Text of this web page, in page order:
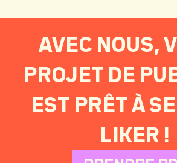
AVEC NOUS,
PROJET DE
EST PRÊT À
LIKER !